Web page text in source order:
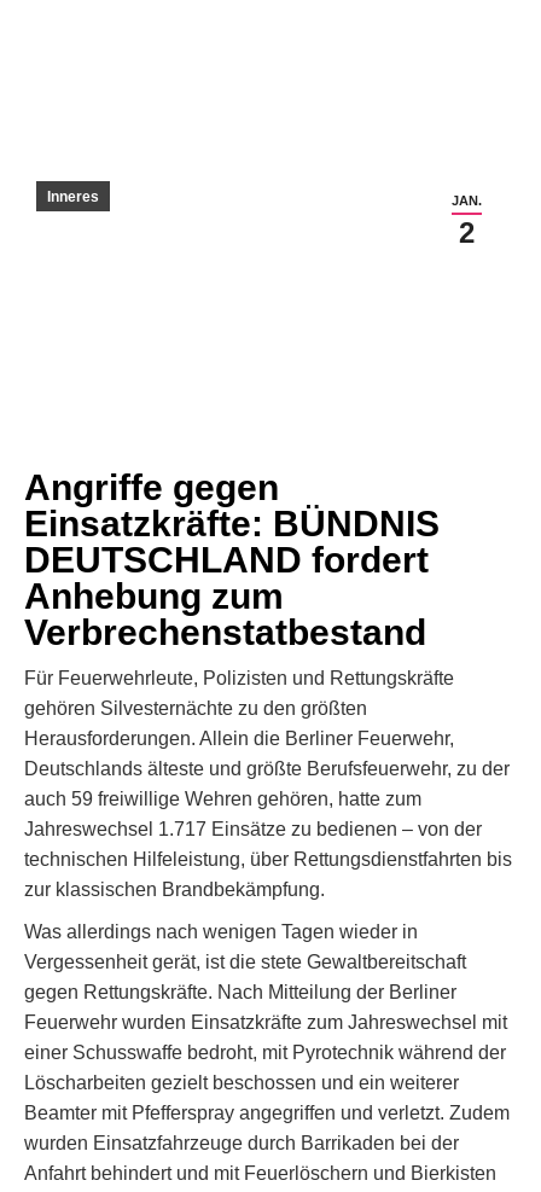
JAN.
2
Inneres
Angriffe gegen
Einsatzkräfte: BÜNDNIS
DEUTSCHLAND fordert
Anhebung zum
Verbrechenstatbestand
Für Feuerwehrleute, Polizisten und Rettungskräfte
gehören Silvesternächte zu den größten
Herausforderungen. Allein die Berliner Feuerwehr,
Deutschlands älteste und größte Berufsfeuerwehr, zu der
auch 59 freiwillige Wehren gehören, hatte zum
Jahreswechsel 1.717 Einsätze zu bedienen – von der
technischen Hilfeleistung, über Rettungsdienstfahrten bis
zur klassischen Brandbekämpfung.
Was allerdings nach wenigen Tagen wieder in
Vergessenheit gerät, ist die stete Gewaltbereitschaft
gegen Rettungskräfte. Nach Mitteilung der Berliner
Feuerwehr wurden Einsatzkräfte zum Jahreswechsel mit
einer Schusswaffe bedroht, mit Pyrotechnik während der
Löscharbeiten gezielt beschossen und ein weiterer
Beamter mit Pfefferspray angegriffen und verletzt. Zudem
wurden Einsatzfahrzeuge durch Barrikaden bei der
Anfahrt behindert und mit Feuerlöschern und Bierkisten